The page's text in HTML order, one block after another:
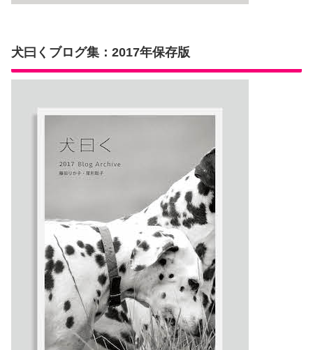
犬曰くブログ集：2017年保存版